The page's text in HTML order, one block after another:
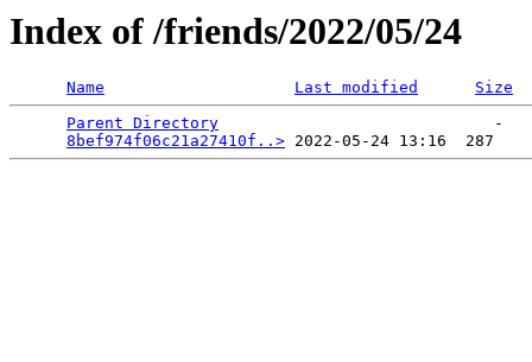
Index of /friends/2022/05/24
Name Last modified
Size
Parent Directory
                             -
8bef974f06c21a27410f..>